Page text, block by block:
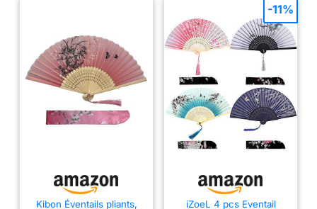
Kibon Éventails pliants,
iZoeL 4 pcs Eventail
-11%